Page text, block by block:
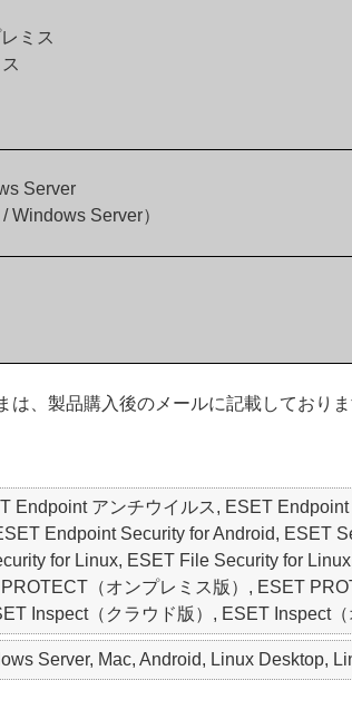
ミス
Server
Windows Server）
、製品購入後のメールに記載しており
Endpoint アンチウイルス, ESET
Endpoint Security for Android, ESET
for Linux, ESET File Security for
（オンプレミス版）, ESET
Inspect（クラウド版）, ESET Inspect
Server, Mac, Android, Linux Desktop,